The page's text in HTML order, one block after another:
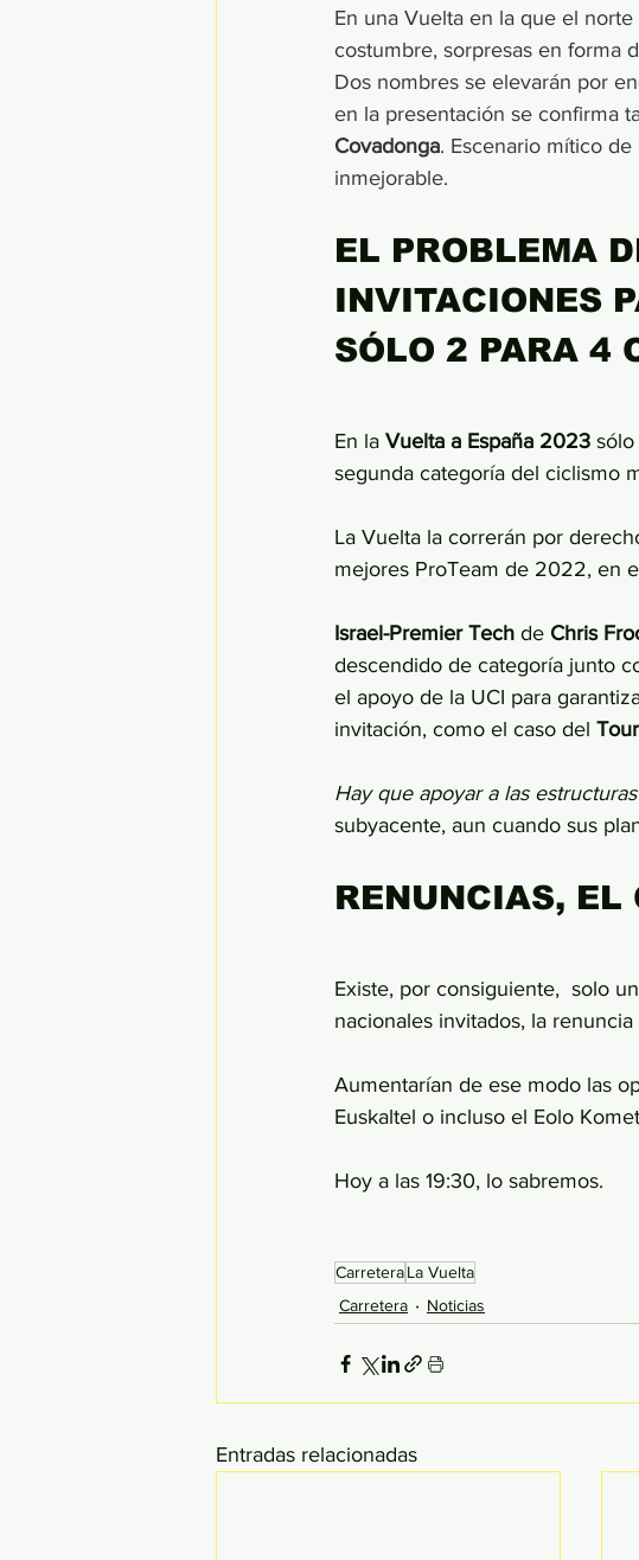
En una Vuelta en la que el
costumbre, sorpresas en forma
Dos nombres se elevarán por
en la presentación se confirma
Covadonga. Escenario mítico de
inmejorable.
EL PROBLEMA
INVITACIONES
SÓLO 2 PARA 4
En la Vuelta a España 2023 sólo
segunda categoría del ciclismo
La Vuelta la correrán por
mejores ProTeam de 2022, en
Israel-Premier Tech de Chris
descendido de categoría junto
el apoyo de la UCI para
invitación, como el caso del
Hay que apoyar a las
subyacente, aun cuando sus
RENUNCIAS, EL
Existe, por consiguiente,  solo
nacionales invitados, la
Aumentarían de ese modo las
Euskaltel o incluso el Eolo
Hoy a las 19:30, lo sabremos.
CarreteraLa Vuelta
Carretera
Noticias
Entradas relacionadas